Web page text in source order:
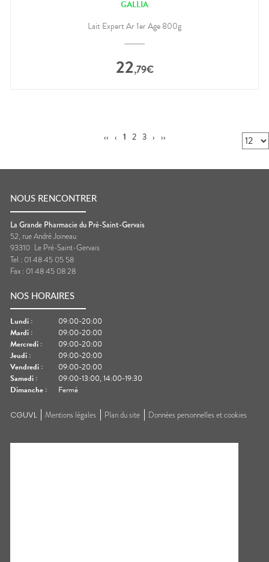
GALLIA
Lait Expert Ar 1er Age 800g
22,79€
‹‹ ‹ 1 2 3 › ››
NOUS RENCONTRER
La Grande Pharmacie du Pré-Saint-Gervais
52, rue André Joineau
93310 Le Pré-Saint-Gervais
Tel : 01 48 45 05 58
Fax : 01 48 45 08 28
NOS HORAIRES
Lundi :
09:00-20:00
Mardi :
09:00-20:00
Mercredi :
09:00-20:00
Jeudi :
09:00-20:00
Vendredi :
09:00-20:00
Samedi :
09:00-13:00, 14:00-19:30
Dimanche : Fermé
CGUVL Mentions légales Plan du site Données personnelles et cookies